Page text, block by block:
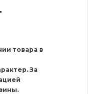
товара в
За